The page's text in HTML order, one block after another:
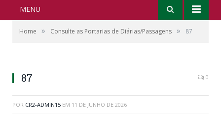
MENU
Home » Consulte as Portarias de Diárias/Passagens » 87
87 0
POR CR2-ADMIN15 EM 11 DE JUNHO DE 2026